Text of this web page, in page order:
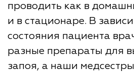
проводить как в
и в стационаре. В
состояния пациента
разные препараты для
запоя, а наши